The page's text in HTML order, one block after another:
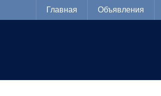
Главная Объявления